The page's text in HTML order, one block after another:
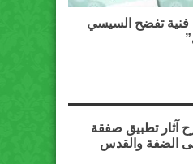
فنية تفضح السيسي
آثار تطبيق صفقة
الضفة والقدس